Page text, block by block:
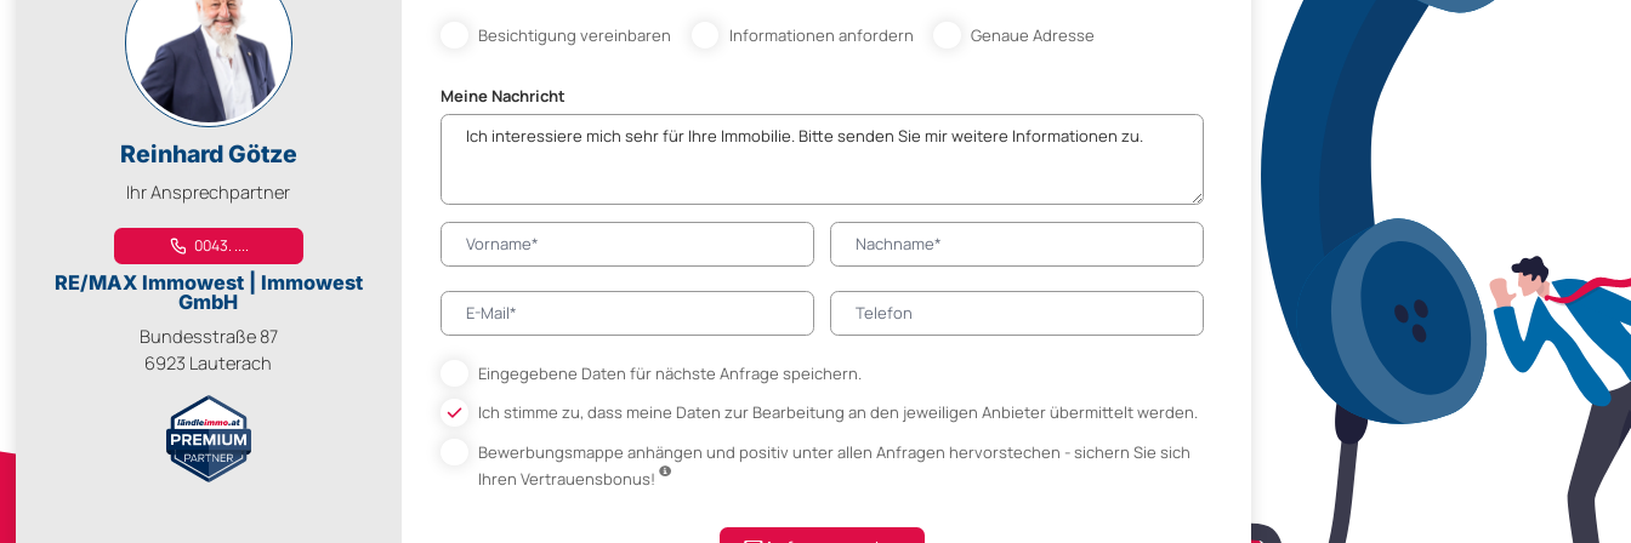
Reinhard Götze
Ihr Ansprechpartner
0043. ....
RE/MAX Immowest | Immowest
GmbH
Bundesstraße 87
6923 Lauterach
Besichtigung vereinbaren Informationen anfordern Genaue Adresse
Meine Nachricht
Eingegebene Daten für nächste Anfrage speichern.
Ich stimme zu, dass meine Daten zur Bearbeitung an den jeweiligen Anbieter übermittelt werden.
Bewerbungsmappe anhängenund positiv unter allen Anfragen hervorstechen - sichern Sie sich
Ihren Vertrauensbonus!